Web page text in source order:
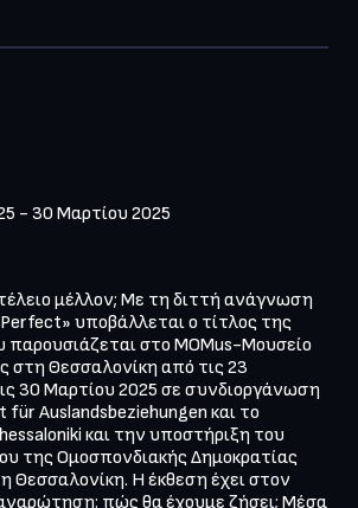
- 30 Μαρτίου 2025
μέλλον; Με τη διττή ανάγνωση
υποβάλλεται ο τίτλος της
παρουσιάζεται στο MOMus-Μουσείο
στη Θεσσαλονίκη από τις 23
30 Μαρτίου 2025 σε συνδιοργάνωση
Auslandsbeziehungen και το
και την υποστήριξη του
της Ομοσπονδιακής Δημοκρατίας
Θεσσαλονίκη. Η έκθεση έχει στον
πώς θα έχουμε ζήσει; Μέσα